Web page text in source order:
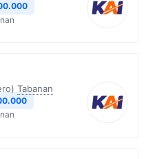
Tabanan